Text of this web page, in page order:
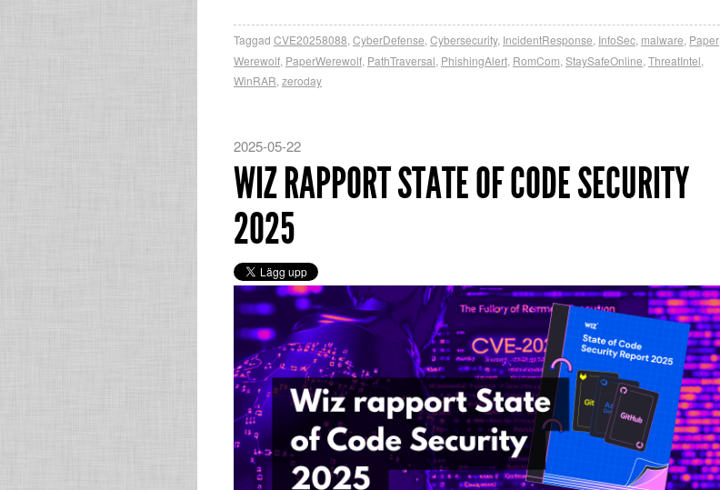
Taggad CVE20258088 CyberDefense Cybersecurity, IncidentResponse InfoSec malware Paper
Werewolf PaperWerewolf PathTraversal PhishingAlert RomCom StaySafeOnline ThreatIntel
WinRAR zeroday
2025-05-22
WIZ RAPPORT STATE OF CODE SECURITY
2025